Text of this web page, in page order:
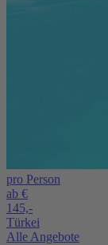
pro Person
ab €
145,-
Türkei
Alle Angebote